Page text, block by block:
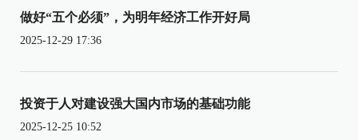
做好“五个必须”，为明年经济工作开好局
2025-12-29 17:36
投资于人对建设强大国内市场的基础功能
2025-12-25 10:52